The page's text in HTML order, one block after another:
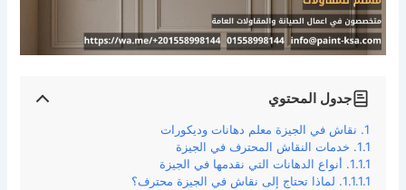
جدول المحتوي
نقاش في الجيزة معلم دهانات وديكورات
خدمات النقاش المحترف في الجيزة
أنواع الدهانات التي نقدمها في الجيزة
لماذا تحتاج إلى نقاش في الجيزة محترف؟